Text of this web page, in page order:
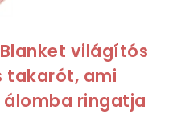
világítós
takarót, ami
ringatja